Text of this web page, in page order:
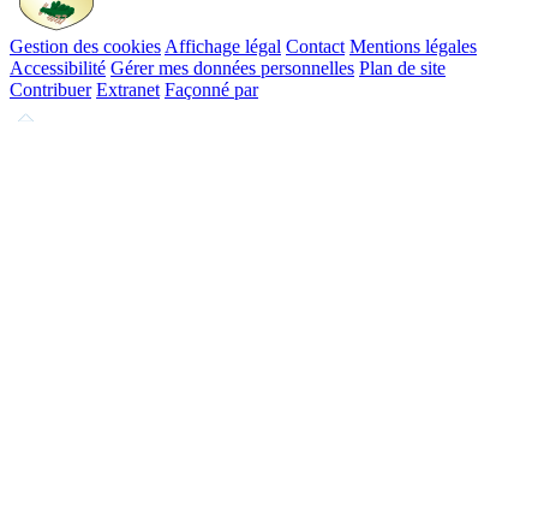
Gestion des cookies Affichage légal Contact Mentions légales
Accessibilité Gérer mes données personnelles Plan de site
Contribuer Extranet Façonné par